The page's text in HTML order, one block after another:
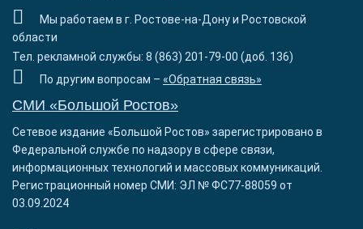
Мы работаем в г. Ростове-на-Дону и Ростовской
области
Тел. рекламной службы: 8 (863) 201-79-00 (доб. 136)
По другим вопросам – «Обратная связь»
СМИ «Большой Ростов»
Сетевое издание «Большой Ростов» зарегистрировано в
Федеральной службе по надзору в сфере связи,
информационных технологий и массовых коммуникаций.
Регистрационный номер СМИ: ЭЛ № ФС77-88059 от
03.09.2024